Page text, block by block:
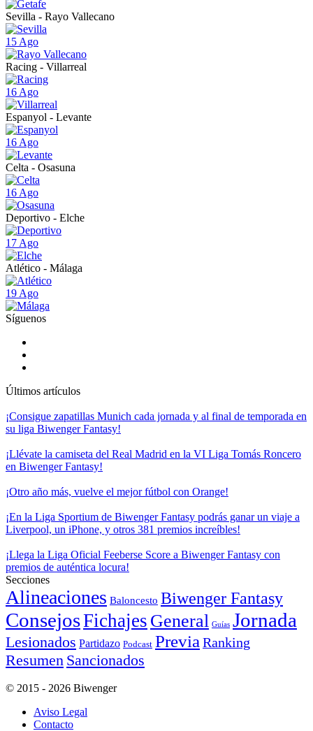
Sevilla - Rayo Vallecano
15 Ago
Racing - Villarreal
16 Ago
Espanyol - Levante
16 Ago
Celta - Osasuna
16 Ago
Deportivo - Elche
17 Ago
Atlético - Málaga
19 Ago
Síguenos
Últimos artículos
¡Consigue zapatillas Munich cada jornada y al final de temporada en
su liga Biwenger Fantasy!
¡Llévate la camiseta del Real Madrid en la VI Liga Tomás Roncero
en Biwenger Fantasy!
¡Otro año más, vuelve el mejor fútbol con Orange!
¡En la Liga Sportium de Biwenger Fantasy podrás ganar un viaje a
Liverpool, un iPhone, y otros 381 premios increíbles!
¡Llega la Liga Oficial Feeberse Score a Biwenger Fantasy con
premios de auténtica locura!
Secciones
Alineaciones Baloncesto Biwenger Fantasy
ConsejosFichajes General Guías Jornada
Lesionados Partidazo Podcast Previa Ranking
Resumen Sancionados
© 2015 - 2026 Biwenger
Aviso Legal
Contacto